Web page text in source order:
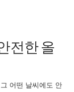
전한 올
어떤 날씨에도 안